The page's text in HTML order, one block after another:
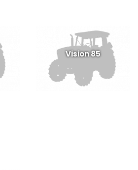
Vision 85